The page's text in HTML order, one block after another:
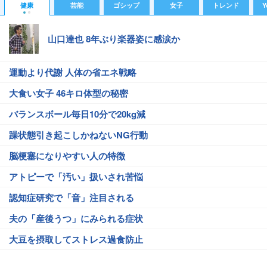
健康 芸能 ゴシップ 女子 トレンド
山口達也 8年ぶり楽器姿に感涙か
運動より代謝 人体の省エネ戦略
大食い女子 46キロ体型の秘密
バランスボール毎日10分で20kg減
躁状態引き起こしかねないNG行動
脳梗塞になりやすい人の特徴
アトピーで「汚い」扱いされ苦悩
認知症研究で「音」注目される
夫の「産後うつ」にみられる症状
大豆を摂取してストレス過食防止